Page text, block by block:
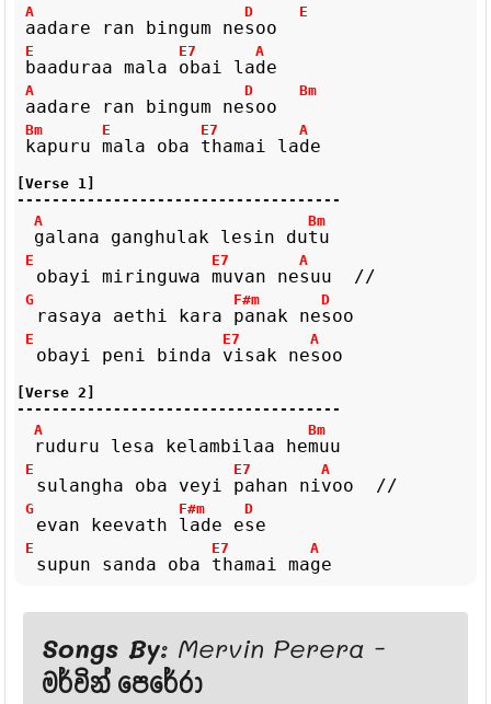
A
aadare ran bingum ne
D
soo
E
E
baaduraa mala
E7
obai la
A
de
A
aadare ran bingum ne
D
soo
Bm
Bm
kapuru
E
mala oba
E7
thamai la
A
de
[Verse 1]
-------------------------------------
A
galana ganghulak lesin du
Bm
tu
E
obayi miringuwa
E7
muvan ne
A
suu //
G
rasaya aethi kara
F#m
panak ne
D
soo
E
obayi peni binda
E7
visak ne
A
soo
[Verse 2]
-------------------------------------
A
ruduru lesa kelambilaa he
Bm
muu
E
sulangha oba veyi
E7
pahan ni
A
voo //
G
evan keevath
F#m
lade e
D
se
E
supun sanda oba
E7
thamai ma
A
ge
Songs By: Mervin Perera -
මර්වින් පෙරේරා